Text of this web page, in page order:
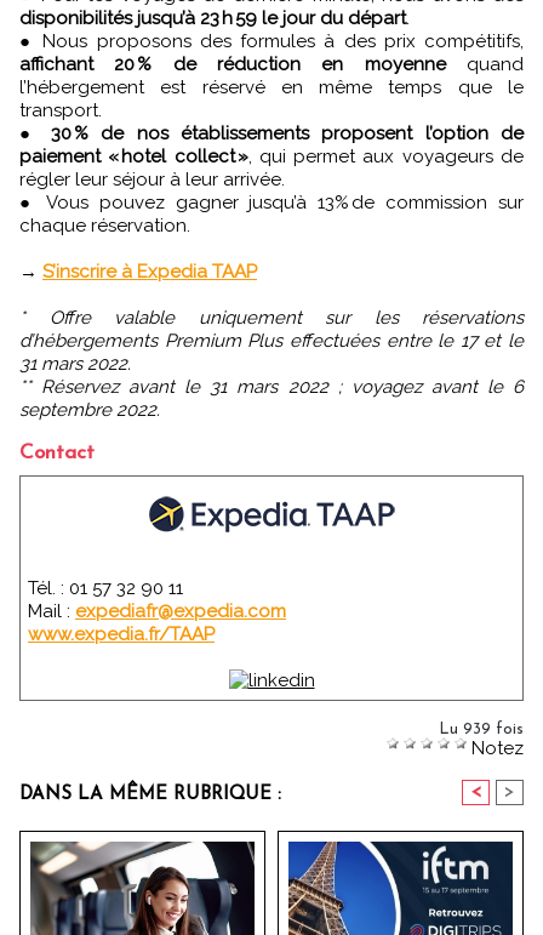
disponibilités jusqu’à 23 h 59 le jour du départ.
● Nous proposons des formules à des prix compétitifs,
affichant 20 % de réduction en moyennequand
l’hébergement est réservé en même temps que le
transport.
● 30 % de nos établissements proposent l’option de
paiement « hotel collect », qui permet aux voyageurs de
régler leur séjour à leur arrivée.
● Vous pouvez gagner jusqu’à 13% de commission sur
chaque réservation.
→ S’inscrire à Expedia TAAP
* Offre valable uniquement sur les réservations
d’hébergements Premium Plus effectuées entre le 17 et le
31 mars 2022.
** Réservez avant le 31 mars 2022 ; voyagez avant le 6
septembre 2022.
Contact
Tél. : 01 57 32 90 11
Mail : expediafr@expedia.com
www.expedia.fr/TAAP
Lu 939 fois
Notez
DANS LA MÊME RUBRIQUE : < >